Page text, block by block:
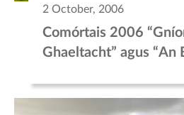
2 October, 2006
Comórtais 2006
Ghaeltacht” agus “An